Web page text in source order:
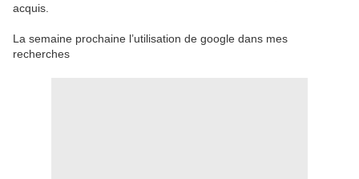
acquis.
La semaine prochaine l’utilisation de google dans mes
recherches